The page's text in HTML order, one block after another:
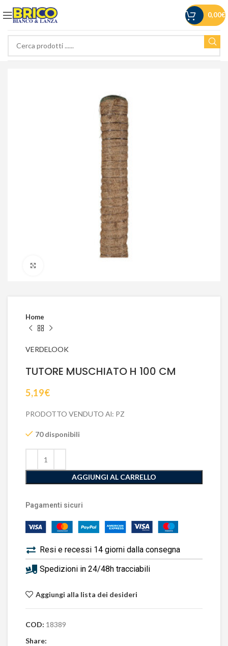
0,00€
Home
VERDELOOK
TUTORE MUSCHIATO H 100 CM
5,19€
PRODOTTO VENDUTO Al: PZ
70 disponibili
AGGIUNGI AL CARRELLO
Pagamenti sicuri
Resi e recessi 14 giorni dalla consegna
Spedizioni in 24/48h tracciabili
Aggiungi alla lista dei desideri
COD: 18389
Share: